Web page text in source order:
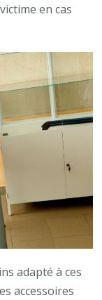
en cas
adapté à ces
accessoires